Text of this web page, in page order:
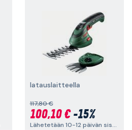
latauslaitteella
117,80 €
100,10 €-15%
Lähetetään 10-12 päivän sisällä